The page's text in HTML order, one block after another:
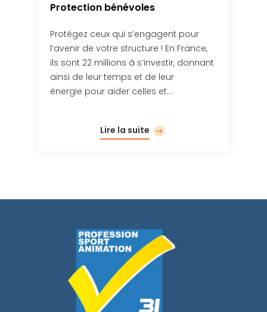
Protection bénévoles
Protégez ceux qui s’engagent pour
l’avenir de votre structure ! En France,
ils sont 22 millions à s’investir, donnant
ainsi de leur temps et de leur
énergie pour aider celles et…
Lire la suite